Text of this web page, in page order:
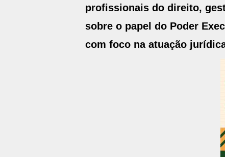
profissionais do direito,
sobre o papel do Poder
com foco na atuação